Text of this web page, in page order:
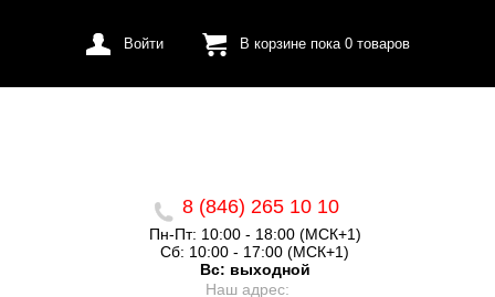
Войти В корзине пока 0товаров
8 (846) 265 10 10
Пн-Пт: 10:00 - 18:00 (МСК+1)
Сб: 10:00 - 17:00 (МСК+1)
Вс: выходной
Наш адрес: